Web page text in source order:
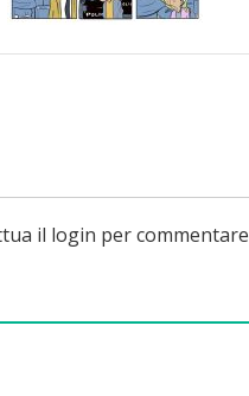
il login per commentare